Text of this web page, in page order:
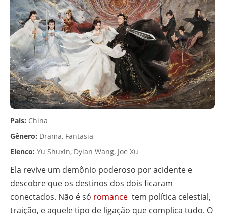
País: China
Gênero: Drama, Fantasia
Elenco: Yu Shuxin, Dylan Wang, Joe Xu
Ela revive um demônio poderoso por acidente e
descobre que os destinos dos dois ficaram
conectados. Não é só romance tem política celestial,
traição, e aquele tipo de ligação que complica tudo. O